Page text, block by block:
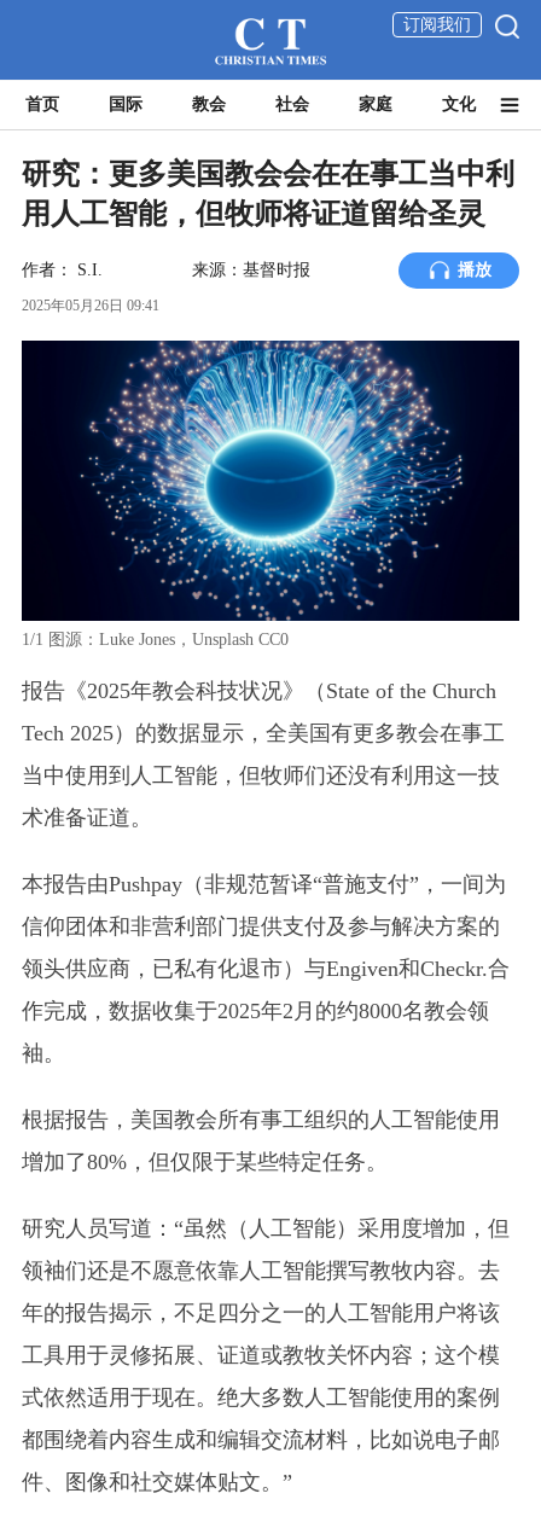
订阅我们
首页 国际 教会 社会 家庭 文化
研究：更多美国教会会在在事工当中利
用人工智能，但牧师将证道留给圣灵
作者： S.I. 来源：基督时报 播放
2025年05月26日 09:41
1/1 图源：Luke Jones，Unsplash CC0
报告《2025年教会科技状况》
（State of the Church
Tech 2025） 的数据显示，全美国有更多教会在事工
当中使用到人工智能，但牧师们还没有利用这一技
术准备证道。
本报告由Pushpay（非规范暂译“普施支付”，一间为
信仰团体和非营利部门提供支付及参与解决方案的
领头供应商，已私有化退市） 与Engiven和Checkr.合
作完成，数据收集于2025年2月的约8000名教会领
袖。
根据报告，美国教会所有事工组织的人工智能使用
增加了80%，但仅限于某些特定任务。
研究人员写道：“虽然（人工智能）采用度增加，但
领袖们还是不愿意依靠人工智能撰写教牧内容。去
年的报告揭示，不足四分之一的人工智能用户将该
工具用于灵修拓展、证道或教牧关怀内容；这个模
式依然适用于现在。绝大多数人工智能使用的案例
都围绕着内容生成和编辑交流材料，比如说电子邮
件、图像和社交媒体贴文。”